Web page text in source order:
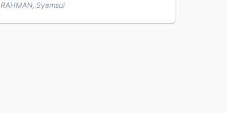
RAHMAN, Syamsul